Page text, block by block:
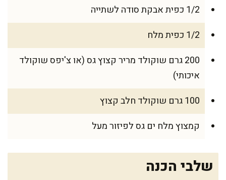
1/2 כפית אבקת סודה לשתייה
1/2 כפית מלח
200 גרם שוקולד מריר קצוץ גס (או צ'יפס שוקולד
איכותי)
100 גרם שוקולד חלב קצוץ
קמצוץ מלח ים גס לפיזור מעל
שלבי הכנה